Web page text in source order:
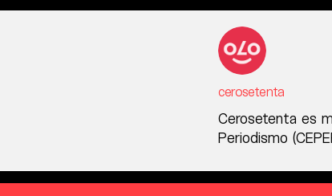
cerosetenta
Cerosetenta es
Periodismo